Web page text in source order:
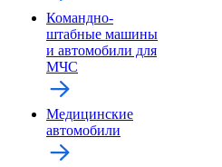
Командно-
штабные машины
и автомобили для
МЧС
Медицинские
автомобили